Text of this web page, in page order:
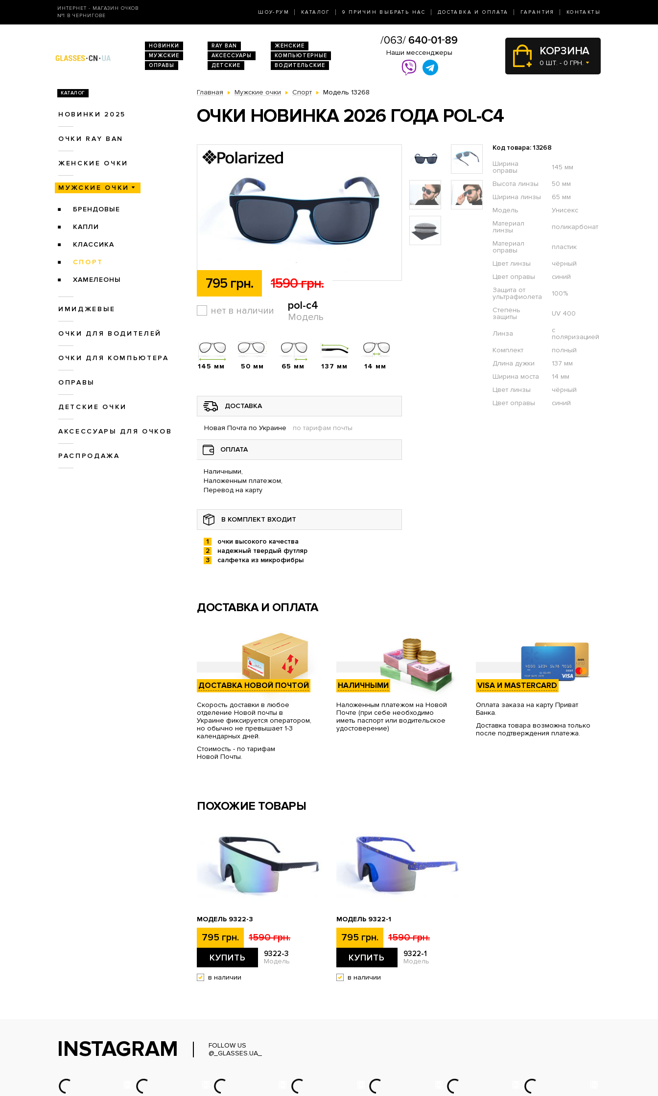
ИНТЕРНЕТ - МАГАЗИН ОЧКОВ
№1 В ЧЕРНИГОВЕ
ШОУ-РУМ КАТАЛОГ 9 ПРИЧИН ВЫБРАТЬ НАС ДОСТАВКА И ОПЛАТА ГАРАНТИЯ КОНТАКТЫ
НОВИНКИ RAY BAN
ЖЕНСКИЕ
МУЖСКИЕ
АКСЕССУАРЫ
КОМПЬЮТЕРНЫЕ
ОПРАВЫ
ДЕТСКИЕ ВОДИТЕЛЬСКИЕ
Наши мессенджеры КОРЗИНА
0 ШТ. - 0 ГРН.
КАТАЛОГ
НОВИНКИ 2025
ОЧКИ RAY BAN
ЖЕНСКИЕ ОЧКИ
МУЖСКИЕ ОЧКИ
БРЕНДОВЫЕ
КАПЛИ
КЛАССИКА
СПОРТ
ХАМЕЛЕОНЫ
ИМИДЖЕВЫЕ
ОЧКИ ДЛЯ ВОДИТЕЛЕЙ
ОЧКИ ДЛЯ КОМПЬЮТЕРА
ОПРАВЫ
ДЕТСКИЕ ОЧКИ
АКСЕССУАРЫ ДЛЯ ОЧКОВ
РАСПРОДАЖА
Главная Мужские очки Спорт Модель 13268
ОЧКИ НОВИНКА 2026 ГОДА POL-C4
795 грн. 1590 грн.
нет в наличии pol-c4
Модель
Код товара: 13268
Ширина
оправы
145 мм
Высота линзы
50 мм
Ширина линзы
65 мм
Модель
Унисекс
Материал
линзы
поликарбонат
Материал
оправы
пластик
Цвет линзы
чёрный
Цвет оправы
синий
Защита от
ультрафиолета
100%
Степень
защиты
UV 400
Линза
с
поляризацией
Комплект
полный
Длина дужки
137 мм
Ширина моста
14 мм
Цвет линзы
чёрный
Цвет оправы
синий
145 мм 50 мм 65 мм 137 мм 14 мм
ДОСТАВКА
Новая Почта по Украине по тарифам почты
ОПЛАТА
Наличными,
Наложенным платежом,
Перевод на карту
В КОМПЛЕКТ ВХОДИТ
очки высокого качества
надежный твердый футляр
салфетка из микрофибры
ДОСТАВКА И ОПЛАТА
ДОСТАВКА НОВОЙ ПОЧТОЙ
Скорость доставки в любое
отделение Новой почты в
Украине фиксируется оператором,
но обычно не превышает 1-3
календарных дней.
Стоимость - по тарифам
Новой Почты.
НАЛИЧНЫМИ
Наложенным платежом на Новой
Почте (при себе необходимо
иметь паспорт или водительское
удостоверение)
VISA И MASTERCARD
Оплата заказа на карту Приват
Банка.
Доставка товара возможна только
после подтверждения платежа.
ПОХОЖИЕ ТОВАРЫ
МОДЕЛЬ 9322-3
795 грн. 1590 грн.
КУПИТЬ 9322-3
Модель
в наличии
МОДЕЛЬ 9322-1
795 грн. 1590 грн.
КУПИТЬ 9322-1
Модель
в наличии
INSTAGRAM
FOLLOW US
@_GLASSES.UA_